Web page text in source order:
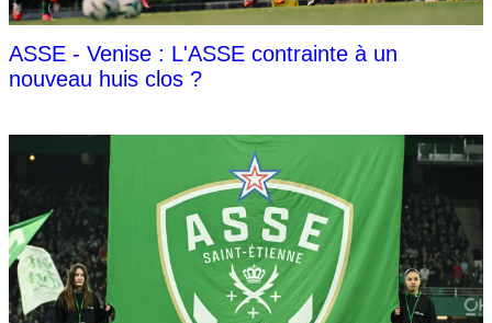
ASSE - Venise : L'ASSE contrainte à un
nouveau huis clos ?